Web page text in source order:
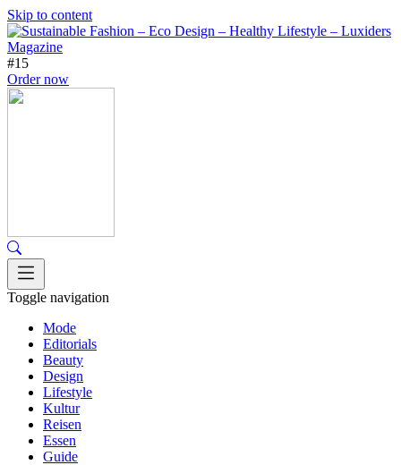
Skip to content
#15
Order now
Toggle navigation
Mode
Editorials
Beauty
Design
Lifestyle
Kultur
Reisen
Essen
Guide